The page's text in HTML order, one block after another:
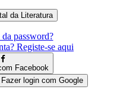
da password?
Registe-se aqui
Facebook
Fazer login com Google